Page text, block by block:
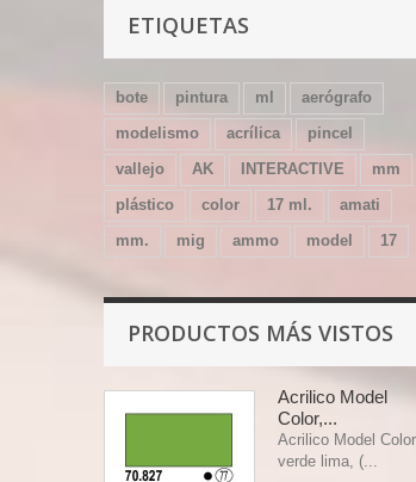
ETIQUETAS
bote pintura ml
aerógrafo
modelismo
acrílica
pincel
vallejo
AK INTERACTIVE
mm
plástico
color 17 ml.
amati
mm.
mig ammo model 17
PRODUCTOS MÁS VISTOS
Acrilico Model
Color,...
Acrilico Model
verde lima, (...